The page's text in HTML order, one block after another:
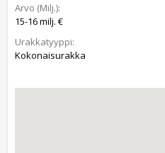
Arvo (Milj.):
15-16 milj. €
Urakkatyyppi:
Kokonaisurakka